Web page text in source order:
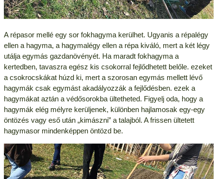
A répasor mellé egy sor fokhagyma kerülhet. Ugyanis a répalégy
ellen a hagyma, a hagymalégy ellen a répa kiváló, mert a két légy
utálja egymás gazdanövényét. Ha maradt fokhagyma a
kertedben, tavaszra egész kis csokorral fejlődhetett belőle. ezeket
a csokrocskákat húzd ki, mert a szorosan egymás mellett lévő
hagymák csak egymást akadályozzák a fejlődésben. ezek a
hagymákat aztán a védősorokba ültetheted. Figyelj oda, hogy a
hagymák elég mélyre kerüljenek, különben hajlamosak egy-egy
öntözés vagy eső után „kimászni” a talajból. A frissen ültetett
hagymasor mindenképpen öntözd be.